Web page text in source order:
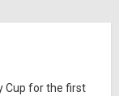
Cup for the first